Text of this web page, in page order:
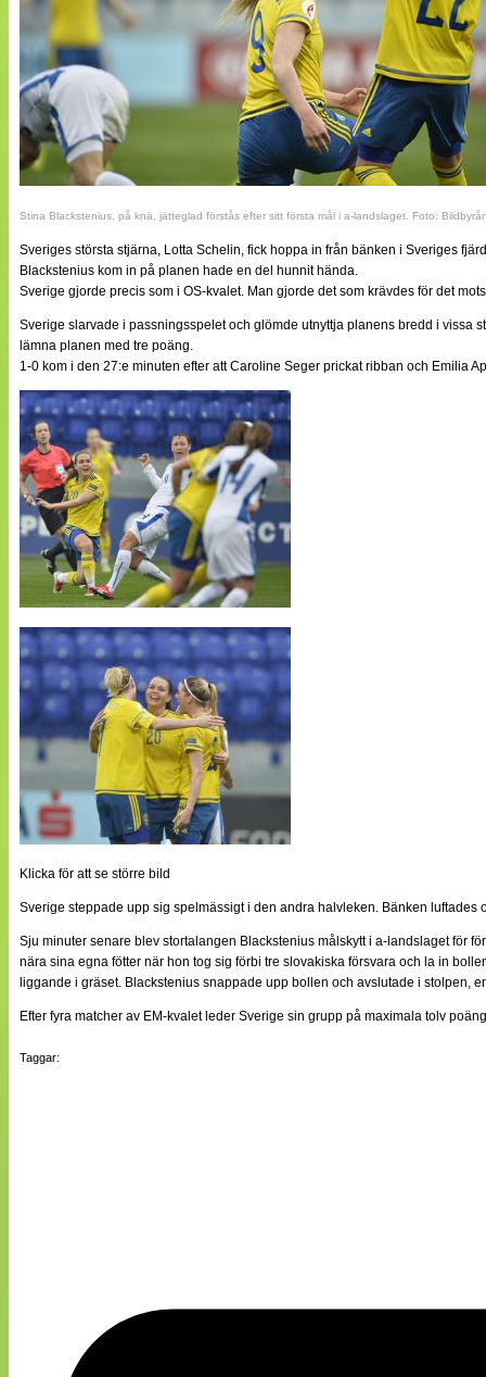
Annonsera
Statistik
Tipsa Damfotboll
Kontakt
Stina Blackstenius, på knä, jätteglad förstås efter sitt första mål i a-landslaget. Foto:
Sveriges största stjärna, Lotta Schelin, fick hoppa in från bänken i Sveriges
Blackstenius kom in på planen hade en del hunnit hända.
Sverige gjorde precis som i OS-kvalet. Man gjorde det som krävdes för det
Sverige slarvade i passningsspelet och glömde utnyttja planens bredd i vissa
lämna planen med tre poäng.
1-0 kom i den 27:e minuten efter att Caroline Seger prickat ribban och Emilia
Klicka för att se större bild
Sverige steppade upp sig spelmässigt i den andra halvleken. Bänken
Sju minuter senare blev stortalangen Blackstenius målskytt i a-landslaget för
nära sina egna fötter när hon tog sig förbi tre slovakiska försvara och la in
liggande i gräset. Blackstenius snappade upp bollen och avslutade i stolpen,
Efter fyra matcher av EM-kvalet leder Sverige sin grupp på maximala tolv
Taggar: